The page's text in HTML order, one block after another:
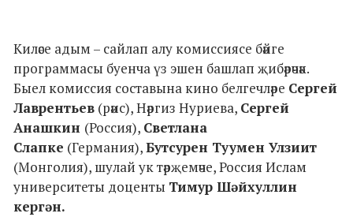
Киләсе адым ­– сайлап алу комиссиясе бәйге
программасы буенча үз эшен башлап җибәрәчәк.
Быел комиссия составына кино белгечләре Сергей
Лаврентьев (рәис), Нәргиз Нуриева, Сергей
Анашкин (Россия), Светлана
Слапке (Германия),Бутсурен Туумен Улзиит
(Монголия), шулай ук тәрҗемәче, Россия Ислам
университеты доценты Тимур Шәйхуллин
кергән.